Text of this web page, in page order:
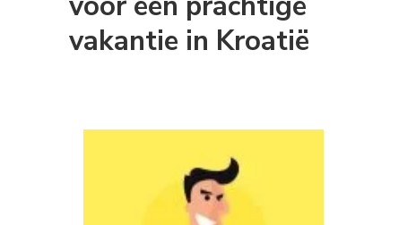
vakantie in Kroatië